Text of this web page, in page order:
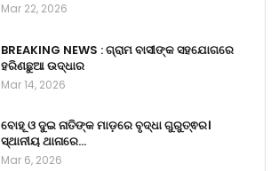
Mar 22, 2026
BREAKING NEWS : ଗ୍ରାମ ବାସୀଙ୍କ ସହଯୋଗରେ
ହରିଣଛୁଆ ଉଦ୍ଧାର
Mar 14, 2026
ବୋହୂ ଓ ଦୁଇ ନାତିଙ୍କ ମାଡ଼ରେ ବୃଦ୍ଧା ଗୁରୁତ୍ଵର।
ସ୍ଥାନୀୟ ଥାନାରେ…
Mar 6, 2026